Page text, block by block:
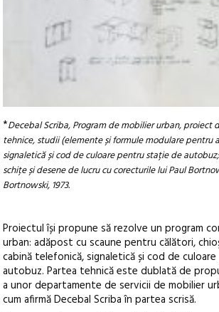
*Decebal Scriba, Program de mobilier urban, proiect
tehnice, studii (elemente și formule modulare pentru
signaletică și cod de culoare pentru stație de
schițe și desene de lucru cu corecturile lui Paul
Bortnowski, 1973.
Proiectul își propune să rezolve un program
urban: adăpost cu scaune pentru călători,
cabină telefonică, signaletică și cod de
autobuz. Partea tehnică este dublată de
a unor departamente de servicii de mobilier
cum afirmă Decebal Scriba în partea scrisă.